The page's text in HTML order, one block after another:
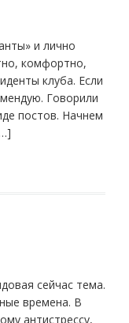
и лично
комфортно,
клуба. Если
Говорили
постов. Начнем
сейчас тема.
времена. В
антистрессу,